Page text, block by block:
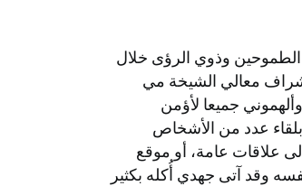
الطموحين وذوي الرؤى خلال
معالي الشيخة مي
جميعا لأؤمن
بلقاء عدد من الأشخاص
علاقات عامة، أو موقع
وقد آتى جهدي أُكله بكثير